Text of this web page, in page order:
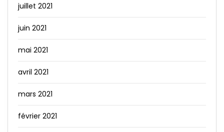
juillet 2021
juin 2021
mai 2021
avril 2021
mars 2021
février 2021